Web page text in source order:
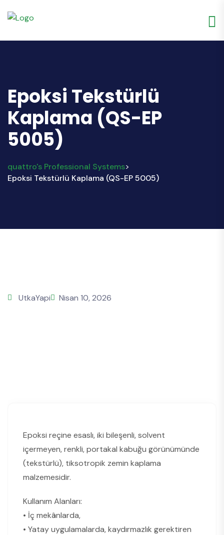
Epoksi Tekstürlü
Kaplama (QS-EP
5005)
quattro's Professional Systems>
Epoksi Tekstürlü Kaplama (QS-EP 5005)
UtkaYapi Nisan 10, 2026
Epoksi reçine esaslı, iki bileşenli, solvent
içermeyen, renkli, portakal kabuğu görünümünde
(tekstürlü), tiksotropik zemin kaplama
malzemesidir.
Kullanım Alanları:
• İç mekânlarda,
• Yatay uygulamalarda, kaydırmazlık gerektiren